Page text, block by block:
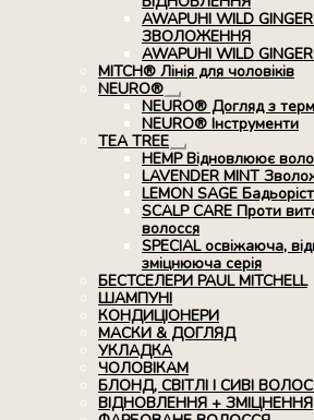
AWAPUHI WILD
ЗВОЛОЖЕННЯ
AWAPUHI WILD
MITCH® Лінія для чоловіків
NEURO®
Розгорнуте
вкладене
меню
NEURO® Догляд з
NEURO® Інструменти
TEA TREE
Розгорнуте
вкладене
меню
HEMP Відновлюює
LAVENDER MINT
LEMON SAGE
SCALP CARE Проти
волосся
SPECIAL освіжаюча,
зміцнююча серія
БЕСТСЕЛЕРИ PAUL MITCHELL
ШАМПУНІ
КОНДИЦІОНЕРИ
МАСКИ & ДОГЛЯД
УКЛАДКА
ЧОЛОВІКАМ
БЛОНД, СВІТЛІ І СИВІ
ВІДНОВЛЕННЯ + ЗМІЦНЕННЯ